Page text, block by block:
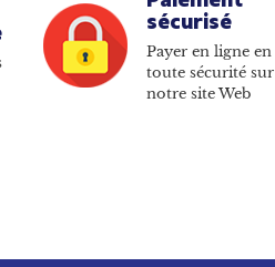
sécurisé
Payer en ligne en
toute sécurité sur
notre site Web